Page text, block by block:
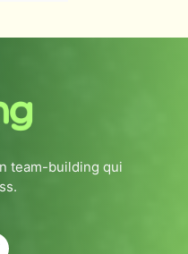
team-building qui